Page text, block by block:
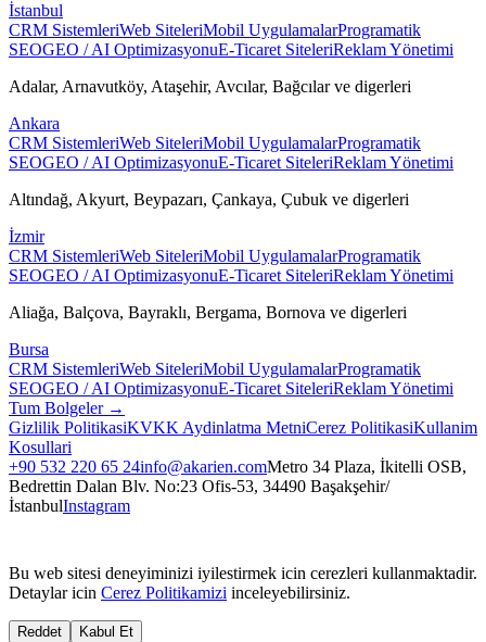
İstanbul
CRM SistemleriWeb SiteleriMobil UygulamalarProgramatik
SEOGEO / AI OptimizasyonuE-Ticaret SiteleriReklam Yönetimi
Adalar, Arnavutköy, Ataşehir, Avcılar, Bağcılarve digerleri
Ankara
CRM SistemleriWeb SiteleriMobil UygulamalarProgramatik
SEOGEO / AI OptimizasyonuE-Ticaret SiteleriReklam Yönetimi
Altındağ, Akyurt, Beypazarı, Çankaya, Çubuk ve digerleri
İzmir
CRM SistemleriWeb SiteleriMobil UygulamalarProgramatik
SEOGEO / AI OptimizasyonuE-Ticaret SiteleriReklam Yönetimi
Aliağa, Balçova, Bayraklı, Bergama, Bornova ve digerleri
Bursa
CRM SistemleriWeb SiteleriMobil UygulamalarProgramatik
SEOGEO / AI OptimizasyonuE-Ticaret SiteleriReklam Yönetimi
Tum Bolgeler →
Gizlilik PolitikasiKVKK Aydinlatma MetniCerez PolitikasiKullanim
Kosullari
+90 532 220 65 24info@akarien.comMetro 34 Plaza, İkitelli OSB,
Bedrettin Dalan Blv. No:23 Ofis-53, 34490 Başakşehir/
İstanbulInstagram
Bu web sitesi deneyiminizi iyilestirmek icin cerezleri kullanmaktadir.
Detaylar icin Cerez Politikamizi inceleyebilirsiniz.
Reddet Kabul Et